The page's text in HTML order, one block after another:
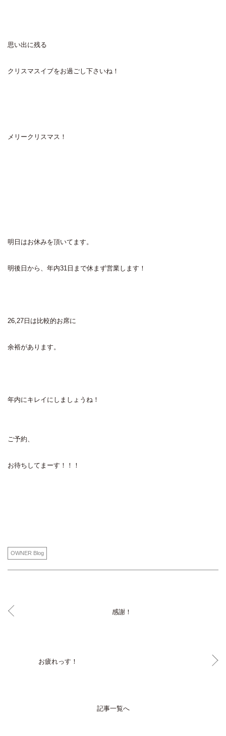
思い出に残る
クリスマスイブをお過ごし下さいね！
メリークリスマス！
明日はお休みを頂いてます。
明後日から、年内31日まで休まず営業します！
26,27日は比較的お席に
余裕があります。
年内にキレイにしましょうね！
ご予約、
お待ちしてまーす！！！
OWNER Blog
感謝！
お疲れっす！
記事一覧へ